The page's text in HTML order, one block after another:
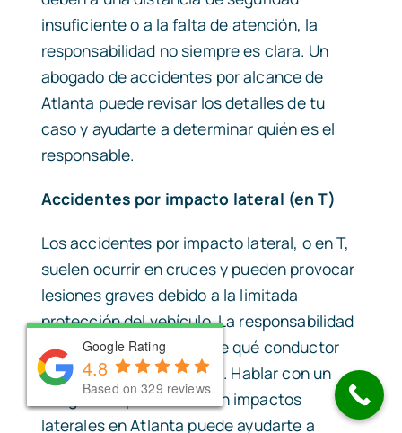
insuficiente o a la falta de atención, la
responsabilidad no siempre es clara. Un
abogado de accidentes por alcance de
Atlanta puede revisar los detalles de tu
caso y ayudarte a determinar quién es el
responsable.
Accidentes por impacto lateral (en T)
Los accidentes por impacto lateral, o en T,
suelen ocurrir en cruces y pueden provocar
lesiones graves debido a la limitada
protección del vehículo. La responsabilidad
por lo general depende de qué conductor
tenía la prioridad de paso. Hablar con un
abogado especializado en impactos
laterales en Atlanta puede ayudarte a
Google Rating
4.8
Based on 329 reviews
Google Rating
4.8
Based on 329 reviews
Google Rating
4.8
Based on 329 reviews